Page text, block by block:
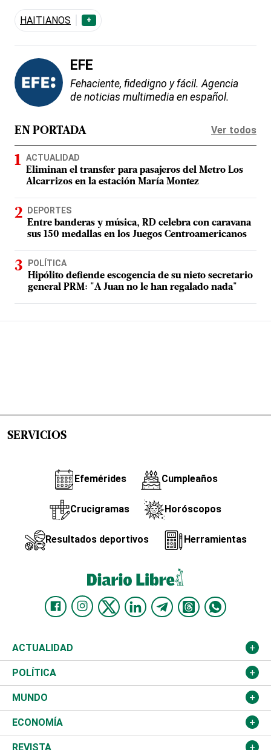
HAITIANOS +
EFE
Fehaciente, fidedigno y fácil. Agencia
de noticias multimedia en español.
EN PORTADA Ver todos
ACTUALIDAD
Eliminan el transfer para pasajeros del Metro Los
Alcarrizos en la estación María Montez
DEPORTES
Entre banderas y música, RD celebra con caravana
sus 150 medallas en los Juegos Centroamericanos
POLÍTICA
Hipólito defiende escogencia de su nieto secretario
general PRM: "A Juan no le han regalado nada"
SERVICIOS
Efemérides Cumpleaños
Crucigramas Horóscopos
Resultados deportivos Herramientas
ACTUALIDAD
Nacional
Ciudad
Educación
Salud
POLÍTICA
Partidos
JCE
TSE
MUNDO
Estados Unidos
América Latina
ECONOMÍA
Finanzas
REVISTA